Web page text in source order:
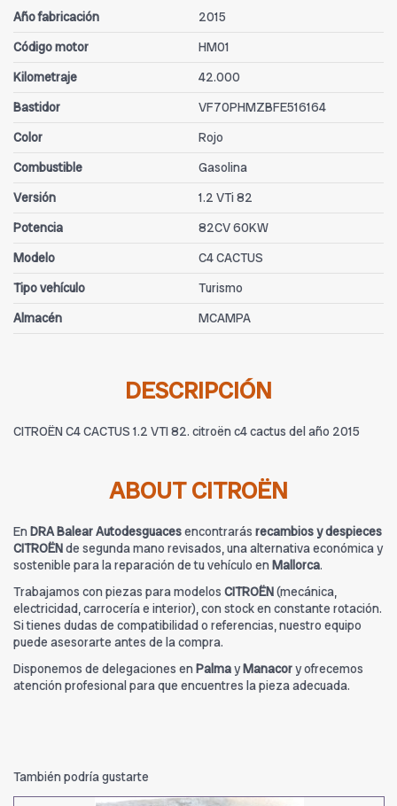
Año fabricación
2015
Código motor
HM01
Kilometraje
42.000
Bastidor
VF70PHMZBFE516164
Color
Rojo
Combustible
Gasolina
Versión
1.2 VTi 82
Potencia
82CV 60KW
Modelo
C4 CACTUS
Tipo vehículo
Turismo
Almacén
MCAMPA
DESCRIPCIÓN
CITROËN C4 CACTUS 1.2 VTI 82. citroën c4 cactus del año 2015
ABOUT CITROËN
En DRA Balear Autodesguacesencontrarás recambios y despieces
CITROËNde segunda mano revisados, una alternativa económica y
sostenible para la reparación de tu vehículo en Mallorca.
Trabajamos con piezas para modelos CITROËN(mecánica,
electricidad, carrocería e interior), con stock en constante rotación.
Si tienes dudas de compatibilidad o referencias, nuestro equipo
puede asesorarte antes de la compra.
Disponemos de delegaciones en PalmayManacory ofrecemos
atención profesional para que encuentres la pieza adecuada.
También podría gustarte